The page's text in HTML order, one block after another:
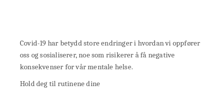
Covid-19 har betydd store endringer i hvordan vi oppfører
oss og sosialiserer, noe som risikerer å få negative
konsekvenser for vår mentale helse.
Hold deg til rutinene dine